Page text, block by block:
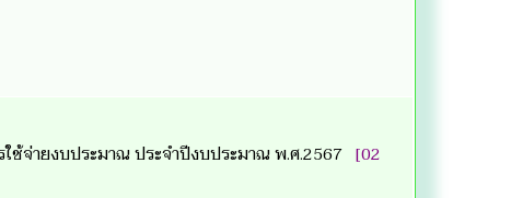
ช้จ่ายงบประมาณ ประจำปีงบประมาณ พ.ศ.2567 [02